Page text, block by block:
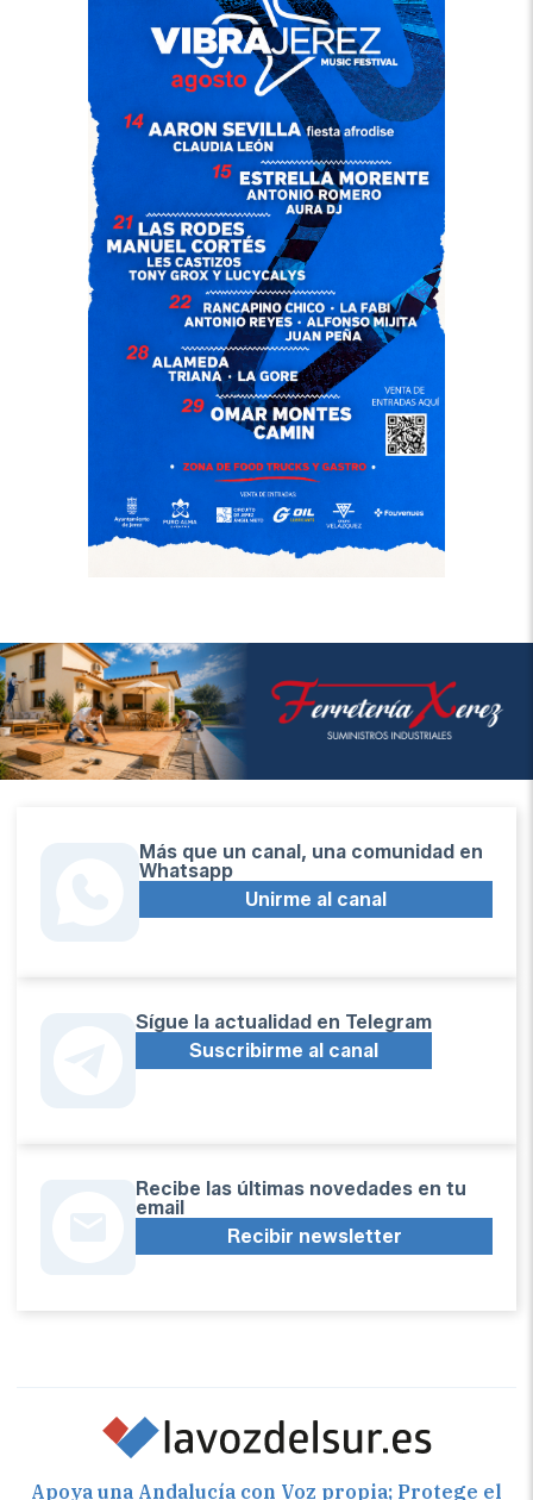
Más que un canal, una comunidad en
Whatsapp
Unirme al canal
Sígue la actualidad en Telegram
Suscribirme al canal
Recibe las últimas novedades en tu
email
Recibir newsletter
Apoya una Andalucía con Voz propia; Protege el